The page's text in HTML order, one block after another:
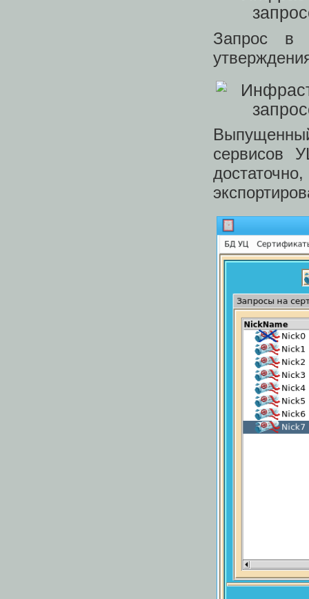
Запрос в
сервисов